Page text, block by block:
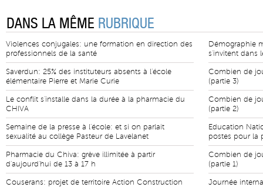
DANS LA MÊME RUBRIQUE
Violences conjugales: une formation en direction des
professionnels de la santé
Saverdun: 25% des instituteurs absents à l'école
élémentaire Pierre et Marie Curie
Le conflit s'installe dans la durée à la pharmacie du
CHIVA
Semaine de la presse à l'école: et si on parlait
sexualité au collège Pasteur de Lavelanet
Pharmacie du Chiva: grève illimitée à partir
d'aujourd'hui de 13 à 17 h
Couserans: projet de territoire Action Construction
Démographie
s'invitent dans
Combien de
(partie 3)
Combien de
(partie 2)
Education
postes pour la
Combien de
(partie 1)
Journée